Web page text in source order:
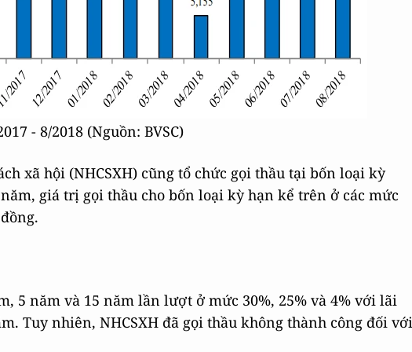
- 8/2018 (Nguồn: BVSC)
xã hội (NHCSXH) cũng tổ chức gọi thầu tại bốn loại kỳ
giá trị gọi thầu cho bốn loại kỳ hạn kể trên ở các mức
5 năm và 15 năm lần lượt ở mức 30%, 25% và 4% với lãi
Tuy nhiên, NHCSXH đã gọi thầu không thành công đối với